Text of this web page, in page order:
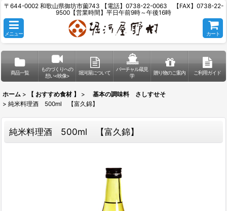
〒644-0002 和歌山県御坊市薗743 【電話】0738-22-0063 【FAX】0738-22-
9500【営業時間】平日午前9時～午後16時
メニュー カート
商品一覧
ものづくりへの
想い<映像>
堀河屋について
バーチャル蔵見
学
贈り物のご案内 ご利用ガイド
ホーム > 【 おすすめ食材 】 >
基本の調味料 さしすせそ
> 純米料理酒 500ml 【富久錦】
純米料理酒 500ml 【富久錦】